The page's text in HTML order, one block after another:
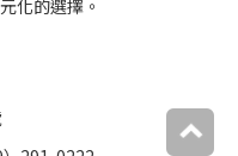
化的選擇。